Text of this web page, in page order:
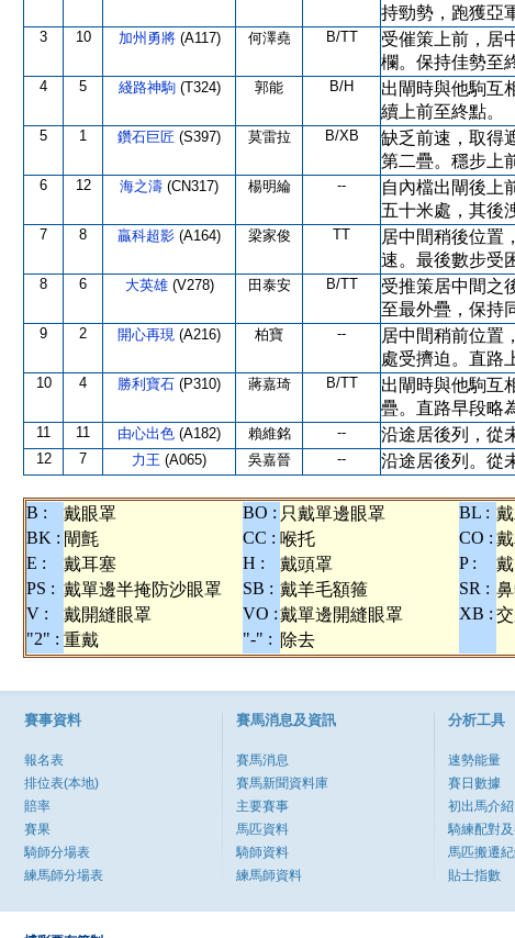
持勁勢，跑獲亞
3 10 加州勇將 (A117) 何澤堯 B/TT
受催策上前，居
欄。保持佳勢至
4 5 綫路神駒 (T324) 郭能 B/H
出閘時與他駒互
續上前至終點。
5 1 鑽石巨匠 (S397) 莫雷拉 B/XB
缺乏前速，取得
第二疊。穩步上
6 12 海之濤 (CN317) 楊明綸 --
自內檔出閘後上
五十米處，其後
7 8 贏科超影 (A164) 梁家俊 TT
居中間稍後位置
速。最後數步受
8 6 大英雄 (V278) 田泰安 B/TT
受推策居中間之
至最外疊，保持
9 2 開心再現 (A216) 柏寶 --
居中間稍前位置
處受擠迫。直路
10 4 勝利寶石 (P310) 蔣嘉琦 B/TT
出閘時與他駒互
疊。直路早段略
11 11 由心出色 (A182) 賴維銘 -- 沿途居後列，從
12 7 力王 (A065) 吳嘉晉 -- 沿途居後列。從
B : 戴眼罩 BO : 只戴單邊眼罩 BL :
BK : 閘氈 CC : 喉托 CO :
E :
戴耳塞 H : 戴頭罩 P :
PS : 戴單邊半掩防沙眼罩 SB : 戴羊毛額箍 SR :
V :
戴開縫眼罩 VO :戴單邊開縫眼罩 XB :
"2" : 重戴 "-" : 除去
賽事資料
報名表
排位表(本地)
賠率
賽果
騎師分場表
練馬師分場表
賽馬消息及資訊
賽馬消息
賽馬新聞資料庫
主要賽事
馬匹資料
騎師資料
練馬師資料
分析工具
速勢能量
賽日數據
初出馬介紹
騎練配對
馬匹搬遷
貼士指數